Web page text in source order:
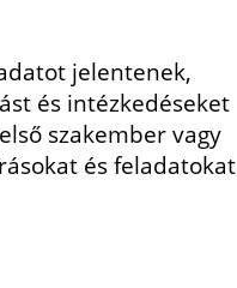
jelentenek,
és intézkedéseket
szakember vagy
és feladatokat